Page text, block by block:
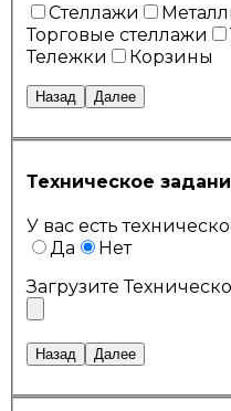
Стеллажи
Торговые стеллажи
Тележки
Корзины
Назад Далее
Техническое
У вас есть
Да
Нет
Загрузите
Назад Далее